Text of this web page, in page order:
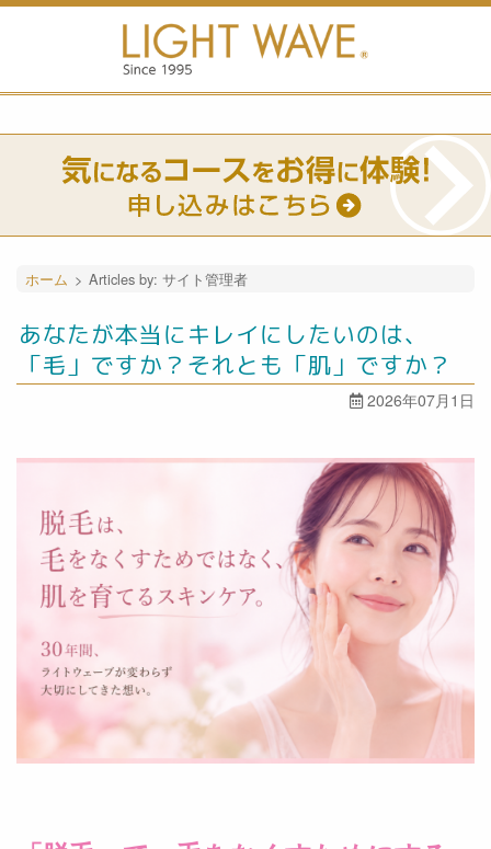
ホーム > Articles by: サイト管理者
あなたが本当にキレイにしたいのは、
「毛」ですか？それとも「肌」ですか？
2026年07月1日